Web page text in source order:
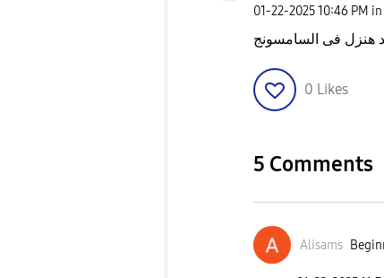
‎01-22-202510:46 PM in
0 Likes
5 Comments
Alisams